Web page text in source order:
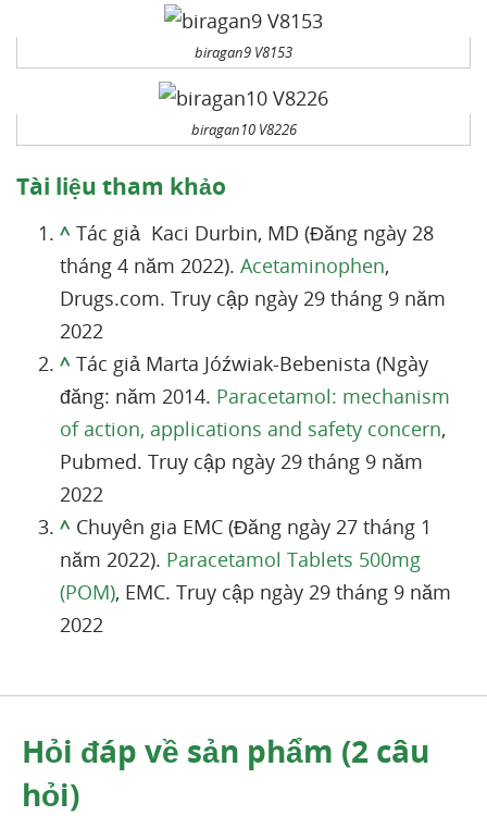
biragan9 V8153
biragan10 V8226
Tài liệu tham khảo
^ Tác giả Kaci Durbin, MD (Đăng ngày 28
tháng 4 năm 2022). Acetaminophen,
Drugs.com. Truy cập ngày 29 tháng 9 năm
2022
^ Tác giả Marta Jóźwiak-Bebenista (Ngày
đăng: năm 2014. Paracetamol: mechanism
of action, applications and safety concern,
Pubmed. Truy cập ngày 29 tháng 9 năm
2022
^ Chuyên gia EMC (Đăng ngày 27 tháng 1
năm 2022). Paracetamol Tablets 500mg
(POM), EMC. Truy cập ngày 29 tháng 9 năm
2022
Hỏi đáp về sản phẩm (2 câu
hỏi)